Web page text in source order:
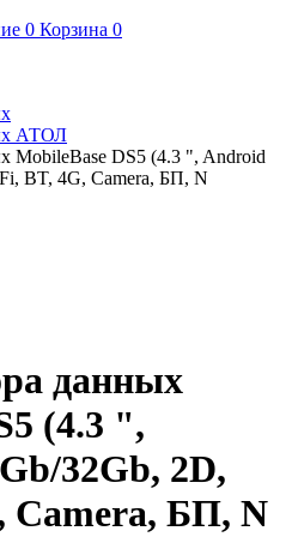
0 Корзина 0
АТОЛ
MobileBase DS5 (4.3 ", Android
BT, 4G, Camera, БП, N
данных
(4.3 ",
32Gb, 2D,
Camera, БП, N